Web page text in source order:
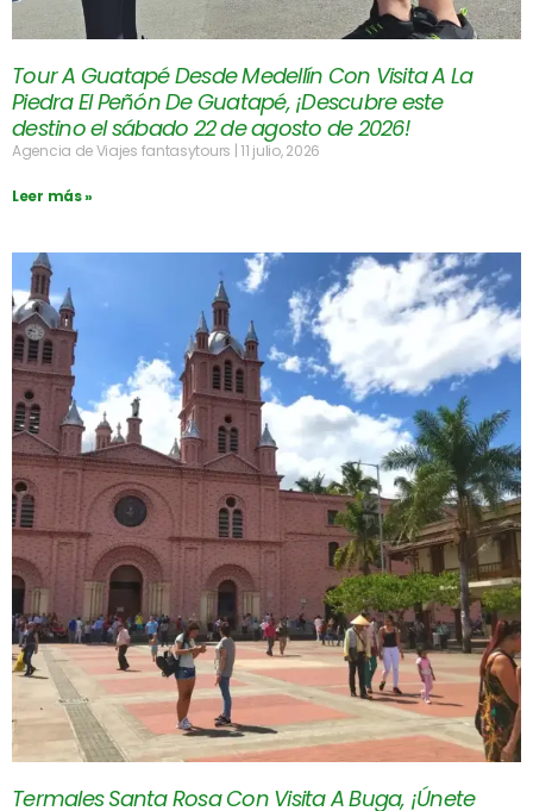
Tour A Guatapé Desde Medellín Con Visita A La
Piedra El Peñón De Guatapé, ¡Descubre este
destino el sábado 22 de agosto de 2026!
Agencia de Viajes fantasytours 11 julio, 2026
Leer más »
Termales Santa Rosa Con Visita A Buga, ¡Únete